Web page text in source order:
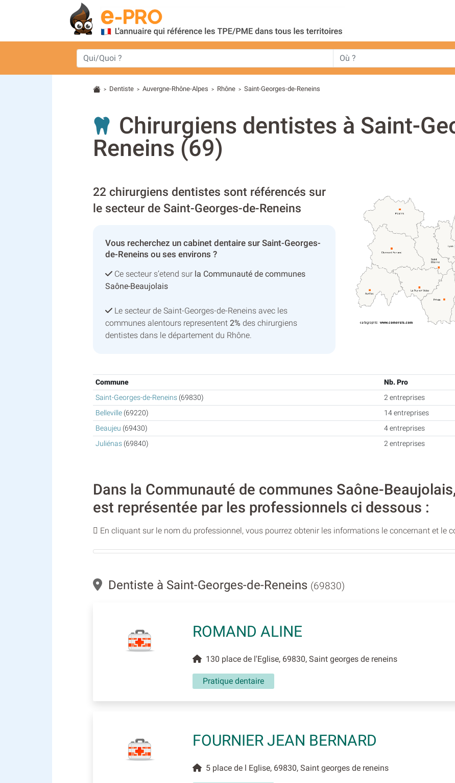
> Dentiste > Auvergne-Rhône-Alpes > Rhône > Saint-Georges-de-Reneins
Chirurgiens dentistes à Saint-
Reneins (69)
22 chirurgiens dentistes sont référencés sur
le secteur de Saint-Georges-de-Reneins
Vous recherchez un cabinet dentaire sur Saint-Georges-
de-Reneins ou ses environs ?
Ce secteur s’etend sur la Communauté de communes
Saône-Beaujolais
Le secteur de Saint-Georges-de-Reneins avec les
communes alentours representent 2% des chirurgiens
dentistes dans le département du Rhône.
Commune Nb. Pro
Saint-Georges-de-Reneins(69830) 2 entreprises
Belleville(69220) 14 entreprises
Beaujeu (69430) 4 entreprises
Juliénas(69840) 2 entreprises
Dans la Communauté de communes Saône-
est représentée par les professionnels ci dessous :
En cliquant sur le nom du professionnel, vous pourrez obtenir les informations le concernant et le
Dentiste à Saint-Georges-de-Reneins (69830)
ROMAND ALINE
130 place de l'Eglise, 69830, Saint georges de reneins
Pratique dentaire
FOURNIER JEAN BERNARD
5 place de l Eglise, 69830, Saint georges de reneins